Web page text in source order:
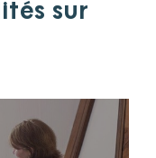
sur